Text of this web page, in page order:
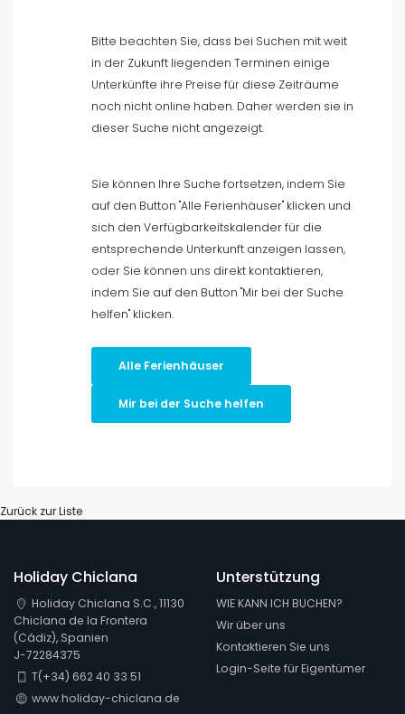
Badezimmer
Last Minute discounds
Filter löschen
Beliebte Dienste
Entfernungen
Komfort
Bitte beachten Sie, dass bei Suchen mit weit
in der Zukunft liegenden Terminen einige
Unterkünfte ihre Preise für diese Zeiträume
noch nicht online haben. Daher werden sie in
dieser Suche nicht angezeigt.
Sie können Ihre Suche fortsetzen, indem Sie
auf den Button "Alle Ferienhäuser" klicken und
sich den Verfügbarkeitskalender für die
entsprechende Unterkunft anzeigen lassen,
oder Sie können uns direkt kontaktieren,
indem Sie auf den Button "Mir bei der Suche
helfen" klicken.
Alle Ferienhäuser
Mir bei der Suche helfen
Zurück zur Liste
Holiday Chiclana
Holiday Chiclana S.C., 11130
Chiclana de la Frontera
(Cádiz), Spanien
J-72284375
T(+34) 662 40 33 51
www.holiday-chiclana.de
Unterstützung
WIE KANN ICH BUCHEN?
Wir über uns
Kontaktieren Sie uns
Login-Seite für Eigentümer